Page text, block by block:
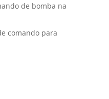
de bomba na
comando para